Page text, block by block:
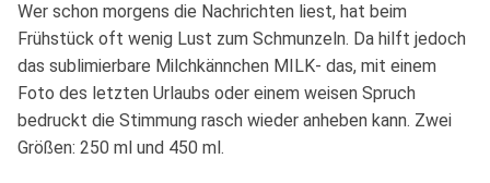
Wer schon morgens die Nachrichten liest, hat beim
Frühstück oft wenig Lust zum Schmunzeln. Da hilft jedoch
das sublimierbare Milchkännchen MILK- das, mit einem
Foto des letzten Urlaubs oder einem weisen Spruch
bedruckt die Stimmung rasch wieder anheben kann. Zwei
Größen: 250 ml und 450 ml.